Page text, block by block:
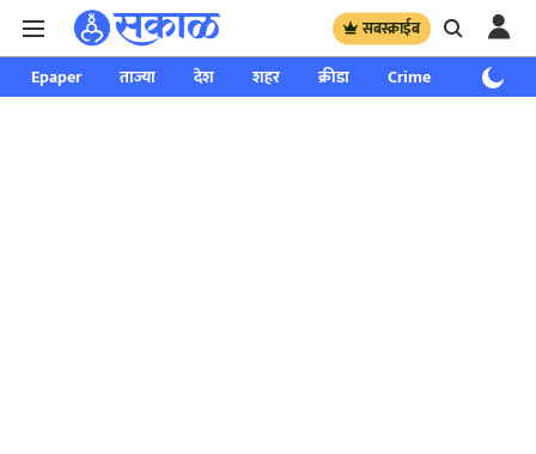
सबस्क्राईब
Epaper ताज्या देश शहर क्रीडा Crime साप्ताहिक